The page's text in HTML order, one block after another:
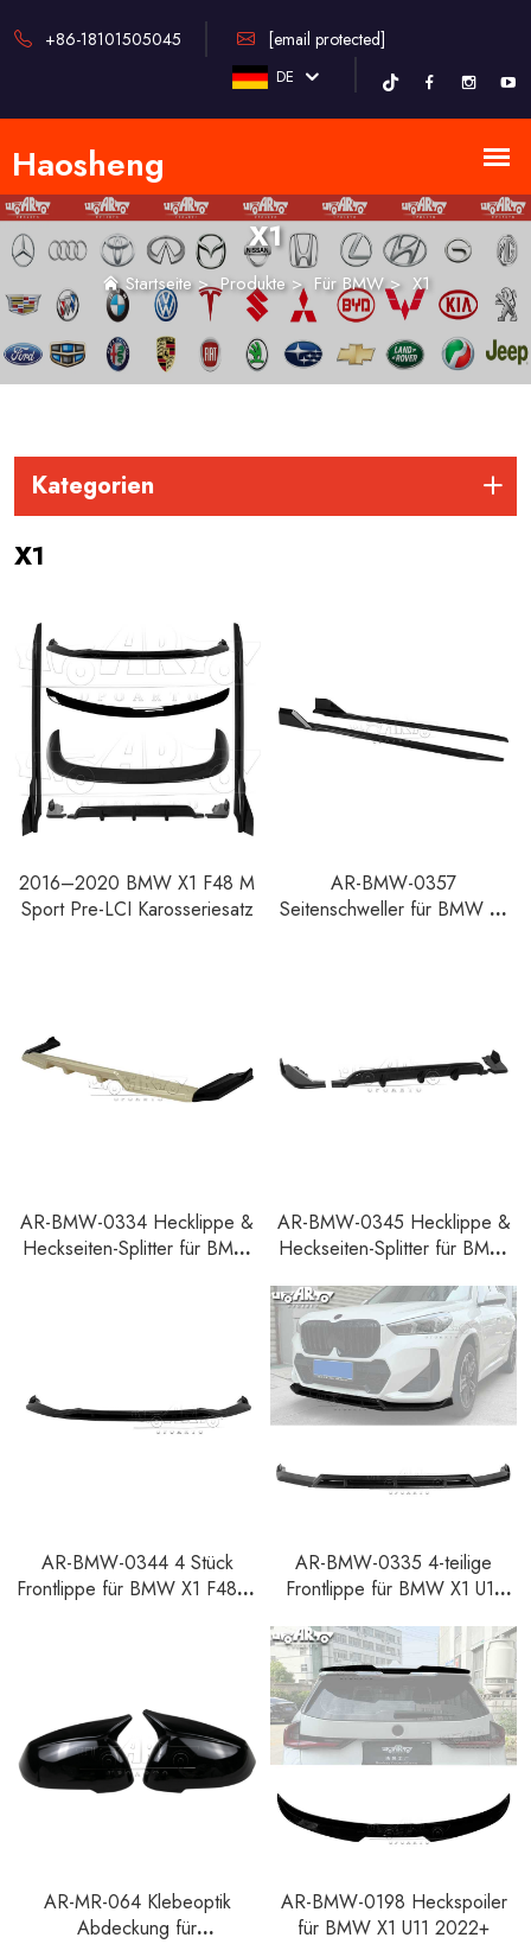
+86-18101505045 [email protected]
DE
X1
Startseite>Produkte> Für BMW> X1
Kategorien
X1
2016–2020 BMW X1 F48 M
Sport Pre-LCI Karosseriesatz
AR-BMW-0357
Seitenschweller für BMW X1
AR-BMW-0334 Hecklippe &
Heckseiten-Splitter für BMW
AR-BMW-0345 Hecklippe &
Heckseiten-Splitter für BMW
2016-2019
AR-BMW-0344 4 Stück
Frontlippe für BMW X1 F48 M
AR-BMW-0335 4-teilige
Frontlippe für BMW X1 U11
AR-MR-064 Klebeoptik
Abdeckung für
AR-BMW-0198 Heckspoiler
für BMW X1 U11 2022+